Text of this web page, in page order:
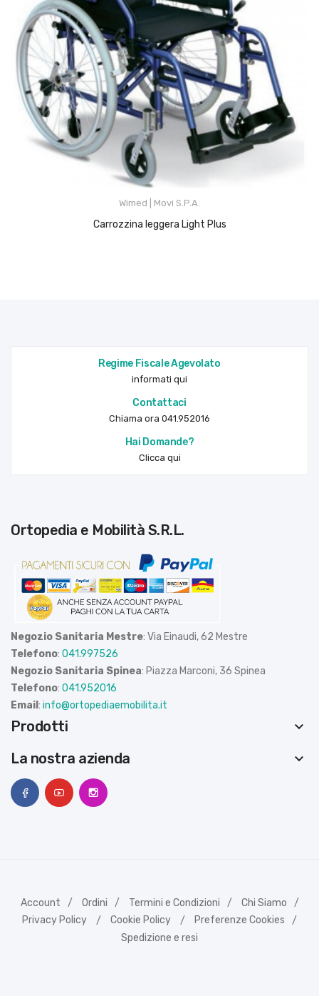
Wimed | Movi S.p.A.
Carrozzina leggera Light Plus
Regime Fiscale Agevolato
informati qui
Contattaci
Chiama ora 041.952016
Hai Domande?
Clicca qui
Ortopedia e Mobilità S.R.L.
Negozio Sanitaria Mestre: Via Einaudi, 62 Mestre
Telefono: 041.997526
Negozio Sanitaria Spinea: Piazza Marconi, 36 Spinea
Telefono: 041.952016
Email : info@ortopediaemobilita.it
Prodotti
keyboard_arrow_down
La nostra azienda
keyboard_arrow_down
Account Ordini Termini e Condizioni
Chi Siamo
Privacy Policy
Cookie Policy
Preferenze Cookies
Spedizione e resi